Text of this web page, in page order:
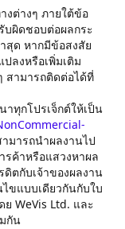
งต่างๆ ภายใต้ข้อ
บผิดชอบต่อผลกระ
สุด หากมีข้อสงสัย
ลงหรือเพิ่มเติม
สามารถติดต่อได้ที่
ทุกโปรเจ็กต์ให้เป็น
มารถนำผลงานไป
ค้าหรือแสวงหาผล
ดิตกับเจ้าของผลงาน
ขแบบเดียวกันกับใบ
WeVis Ltd. และ
กัน